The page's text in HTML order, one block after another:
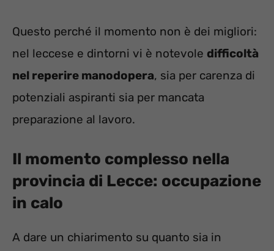
Questo perché il momento non è dei migliori:
nel leccese e dintorni vi è notevole difficoltà
nel reperire manodopera, sia per carenza di
potenziali aspiranti sia per mancata
preparazione al lavoro.
Il momento complesso nella
provincia di Lecce: occupazione
in calo
A dare un chiarimento su quanto sia in